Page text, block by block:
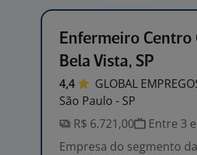
Enfermeiro
Bela Vista, SP
4,4 GLOBAL
São Paulo - SP
R$ 6.721,00
Entre 3
Empresa do segmento